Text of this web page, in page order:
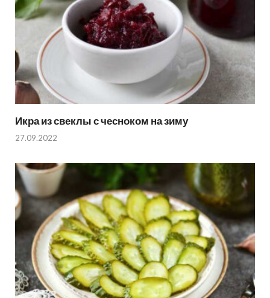
Икра из свеклы с чесноком на зиму
27.09.2022